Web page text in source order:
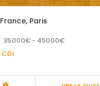
France, Paris
35000€ - 45000€
CDI